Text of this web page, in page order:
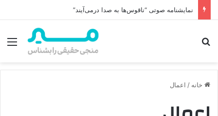
نمایشنامه صوتی “ناقوس‌ها به صدا در‌می‌آیند”
خانه / اعمال